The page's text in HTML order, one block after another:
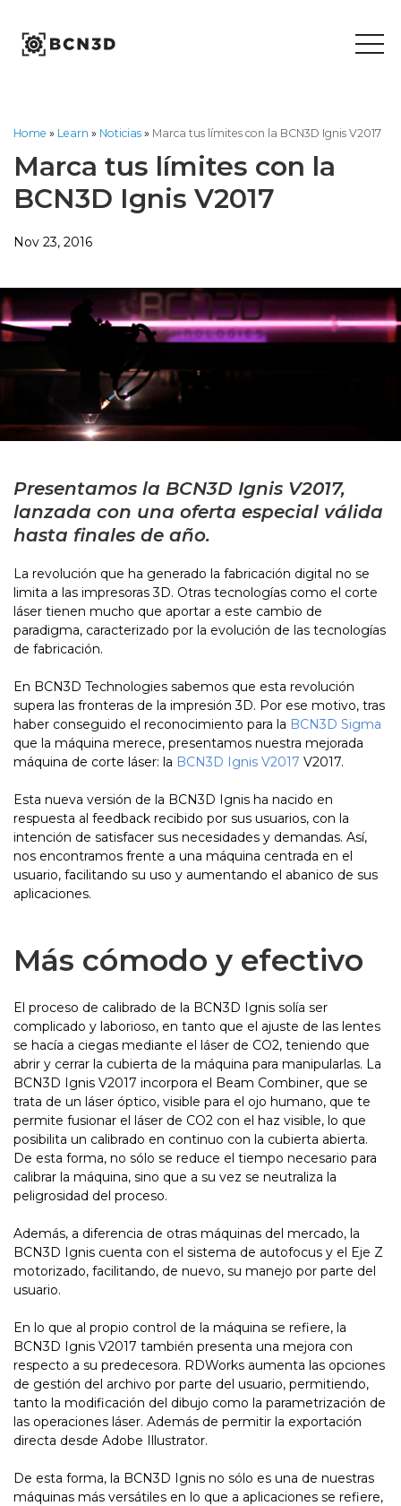
content
Home » Learn » Noticias » Marca tus límites con la BCN3D Ignis V2017
Marca tus límites con la
BCN3D Ignis V2017
Nov 23, 2016
Presentamos la BCN3D Ignis V2017,
lanzada con una oferta especial válida
hasta finales de año.
La revolución que ha generado la fabricación digital no se
limita a las impresoras 3D. Otras tecnologías como el corte
láser tienen mucho que aportar a este cambio de
paradigma, caracterizado por la evolución de las tecnologías
de fabricación.
En BCN3D Technologies sabemos que esta revolución
supera las fronteras de la impresión 3D. Por ese motivo, tras
haber conseguido el reconocimiento para la BCN3D Sigma
que la máquina merece, presentamos nuestra mejorada
máquina de corte láser: la BCN3D Ignis V2017 V2017.
Esta nueva versión de la BCN3D Ignis ha nacido en
respuesta al feedback recibido por sus usuarios, con la
intención de satisfacer sus necesidades y demandas. Así,
nos encontramos frente a una máquina centrada en el
usuario, facilitando su uso y aumentando el abanico de sus
aplicaciones.
Más cómodo y efectivo
El proceso de calibrado de la BCN3D Ignis solía ser
complicado y laborioso, en tanto que el ajuste de las lentes
se hacía a ciegas mediante el láser de CO2, teniendo que
abrir y cerrar la cubierta de la máquina para manipularlas. La
BCN3D Ignis V2017 incorpora el Beam Combiner, que se
trata de un láser óptico, visible para el ojo humano, que te
permite fusionar el láser de CO2 con el haz visible, lo que
posibilita un calibrado en continuo con la cubierta abierta.
De esta forma, no sólo se reduce el tiempo necesario para
calibrar la máquina, sino que a su vez se neutraliza la
peligrosidad del proceso.
Además, a diferencia de otras máquinas del mercado, la
BCN3D Ignis cuenta con el sistema de autofocus y el Eje Z
motorizado, facilitando, de nuevo, su manejo por parte del
usuario.
En lo que al propio control de la máquina se refiere, la
BCN3D Ignis V2017 también presenta una mejora con
respecto a su predecesora. RDWorks aumenta las opciones
de gestión del archivo por parte del usuario, permitiendo,
tanto la modificación del dibujo como la parametrización de
las operaciones láser. Además de permitir la exportación
directa desde Adobe Illustrator.
De esta forma, la BCN3D Ignis no sólo es una de nuestras
máquinas más versátiles en lo que a aplicaciones se refiere,